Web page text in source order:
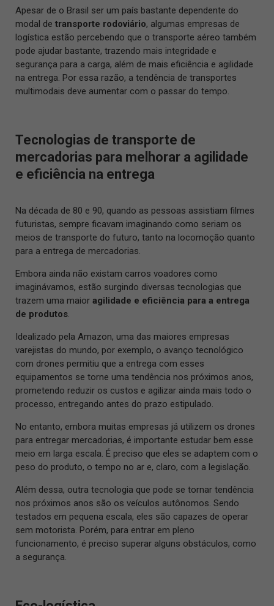
Apesar de o Brasil ser um país bastante dependente do
modal de transporte rodoviário, algumas empresas de
logística estão percebendo que o transporte aéreo também
pode ajudar bastante, trazendo mais integridade e
segurança para a carga, além de mais eficiência e agilidade
na entrega. Por essa razão, a tendência de transportes
multimodais deve aumentar com o passar do tempo.
Tecnologias de transporte de
mercadorias para melhorar a agilidade
e eficiência na entrega
Na década de 80 e 90, quando as pessoas assistiam filmes
futuristas, sempre ficavam imaginando como seriam os
meios de transporte do futuro, tanto na locomoção quanto
para a entrega de mercadorias.
Embora ainda não existam carros voadores como
imaginávamos, estão surgindo diversas tecnologias que
trazem uma maior agilidade e eficiência para a entrega
de produtos.
Idealizado pela Amazon, uma das maiores empresas
varejistas do mundo, por exemplo, o avanço tecnológico
com drones permitiu que a entrega com esses
equipamentos se torne uma tendência nos próximos anos,
prometendo reduzir os custos e agilizar ainda mais todo o
processo, entregando antes do prazo estipulado.
No entanto, embora muitas empresas já utilizem os drones
para entregar mercadorias, é importante estudar bem esse
meio em larga escala. É preciso que eles se adaptem com o
peso do produto, o tempo no ar e, claro, com a legislação.
Além dessa, outra tecnologia que pode se tornar tendência
nos próximos anos são os veículos autônomos. Sendo
testados em pequena escala, eles são capazes de operar
sem motorista. Porém, para entrar em pleno
funcionamento, é preciso superar alguns obstáculos, como
a segurança.